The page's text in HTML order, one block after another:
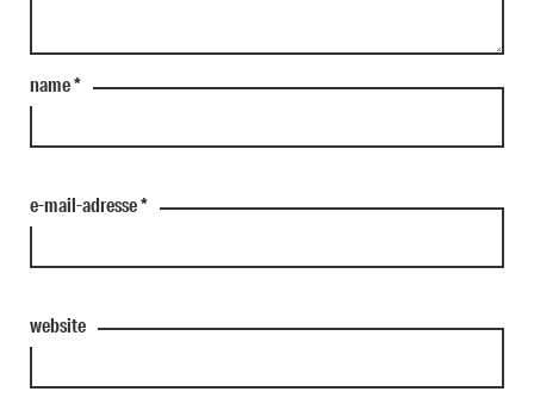
name*
e-mail-adresse*
website